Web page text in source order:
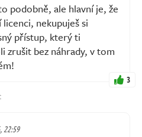
podobně, ale hlavní je, že
nekupuješ si
přístup, který ti
zrušit bez náhrady, v tom
3
22:59